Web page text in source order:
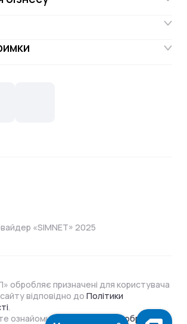
Omega.TV та
«SIMNET» 2025
обробляє призначені для користувача
відповідно до Політики
.
ознайомитися з
Політикою обробки